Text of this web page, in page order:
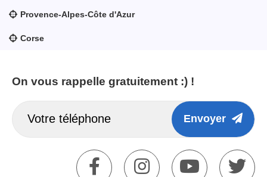
Provence-Alpes-Côte d'Azur
Corse
On vous rappelle gratuitement :) !
Envoyer